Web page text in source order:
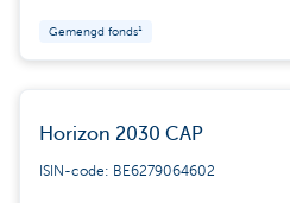
Gemengd fonds¹
Horizon 2030 CAP
ISIN-code: BE6279064602